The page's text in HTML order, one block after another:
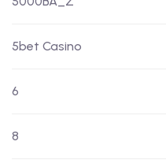
5bet Casino
6
8